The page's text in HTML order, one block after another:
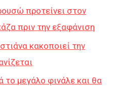
προτείνει στον
πριν την εξαφάνιση
κακοποιεί την
το μεγάλο φινάλε και θα